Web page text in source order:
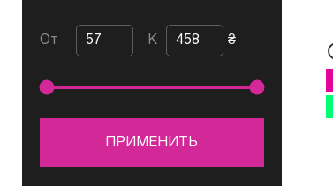
От К ₴
ПРИМЕНИТЬ